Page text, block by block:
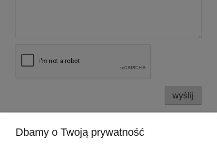
wyślij
Dbamy o Twoją prywatność